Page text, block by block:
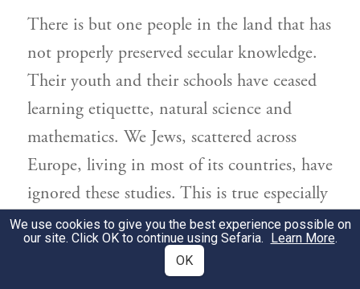
There is but one people in the land that has
not properly preserved secular knowledge.
Their youth and their schools have ceased
learning etiquette, natural science and
mathematics. We Jews, scattered across
Europe, living in most of its countries, have
ignored these studies. This is true especially
of those of us who live in Germany and
Poland, many of whom are intelligent,
wise, God-fearing men of faith.
We use cookies to give you the best experience possible on
our site. Click OK to continue using Sefaria. Learn More.
OK